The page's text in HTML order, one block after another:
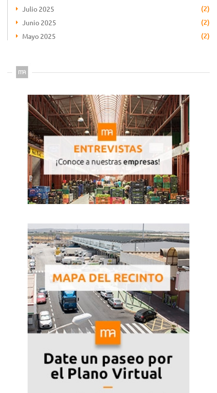
Julio 2025 (2)
Junio 2025 (2)
Mayo 2025 (2)